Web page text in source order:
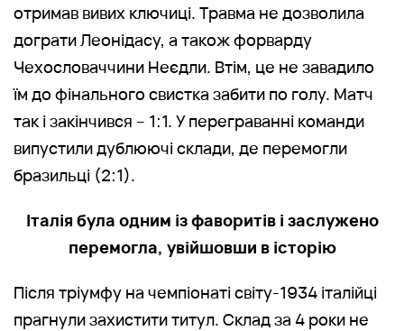
отримав вивих ключиці. Травма не дозволила
дограти Леонідасу, а також форварду
Чехословаччини Неєдли. Втім, це не завадило
їм до фінального свистка забити по голу. Матч
так і закінчився – 1:1. У переграванні команди
випустили дублюючі склади, де перемогли
бразильці (2:1).
Італія була одним із фаворитів і заслужено
перемогла, увійшовши в історію
Після тріумфу на чемпіонаті світу-1934 італійці
прагнули захистити титул. Склад за 4 роки не